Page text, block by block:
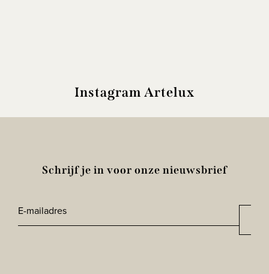
Instagram Artelux
Schrijf je in voor onze nieuwsbrief
E-
mailadres*